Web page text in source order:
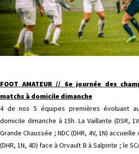
FOOT AMATEUR // 6e journée des
matchs à domicile dimanche
4 de nos 5 équipes premières évoluant
domicile dimanche à 15h. La Vaillante (DSR,
Grande Chaussée ; NDC (DHR, 4V, 1N)
(DHR, 1N, 4D) face à Orvault B à Salpinte ; le